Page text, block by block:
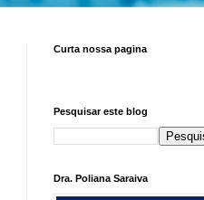
Curta nossa pagina
Pesquisar este blog
Dra. Poliana Saraiva